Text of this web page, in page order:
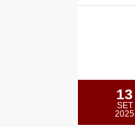
13
SET
2025